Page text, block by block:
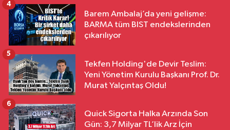
Barem Ambalaj’da yeni gelişme:
BARMA tüm BIST endekslerinden
çıkarılıyor
4
Tekfen Holding'de Devir Teslim:
Yeni Yönetim Kurulu Başkanı Prof. Dr.
Murat Yalçıntaş Oldu!
5
Quick Sigorta Halka Arzında Son
Gün: 3,7 Milyar TL’lik Arz İçin
6